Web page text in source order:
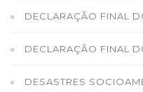
DECLARAÇÃO FINAL
DECLARAÇÃO FINAL
DESASTRES